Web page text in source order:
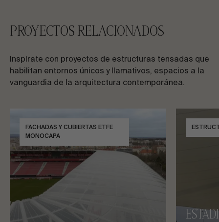
PROYECTOS RELACIONADOS
Inspírate con proyectos de estructuras tensadas que
habilitan entornos únicos y llamativos, espacios a la
vanguardia de la arquitectura contemporánea.
FACHADAS Y CUBIERTAS ETFE
MONOCAPA